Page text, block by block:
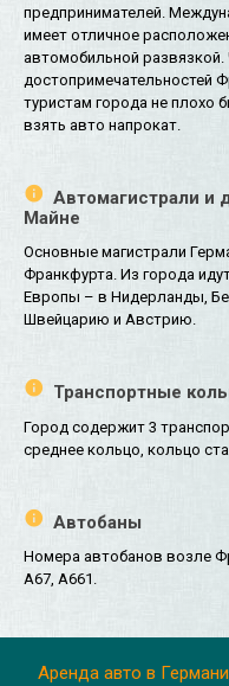
предпринимателей.
имеет отличное
автомобильной
достопримечательностей
туристам города не плохо
взять авто напрокат.
Автомагистрали и
Майне
Основные магистрали
Франкфурта. Из города
Европы – в Нидерланды,
Швейцарию и Австрию.
Транспортные
Город содержит 3
среднее кольцо, кольцо
Автобаны
Номера автобанов возле
A67, A661.
Аренда авто в